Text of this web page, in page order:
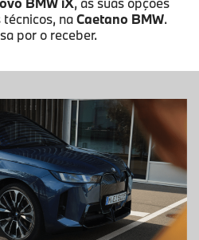
naCaetano BMW.
por o receber.